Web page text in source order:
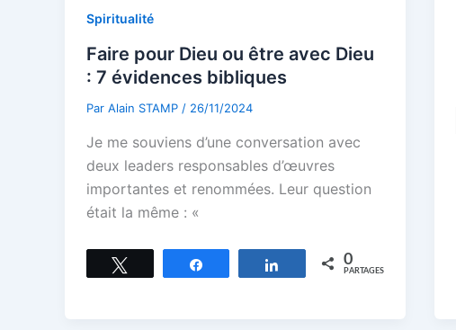
Spiritualité
Faire pour Dieu ou être avec Dieu
: 7 évidences bibliques
Par Alain STAMP / 26/11/2024
Je me souviens d’une conversation avec
deux leaders responsables d’œuvres
importantes et renommées. Leur question
était la même : «
Partagez 0
PARTAGES